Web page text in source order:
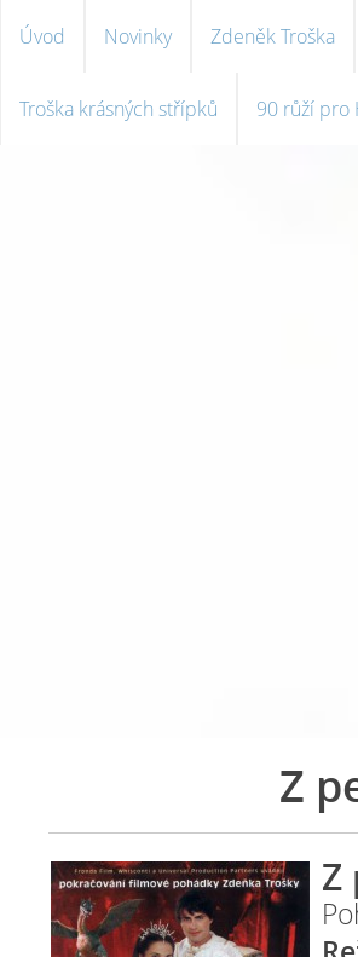
Úvod Novinky Zdeněk Troška
Troška krásných střípků 90 růží pro
Z
Z